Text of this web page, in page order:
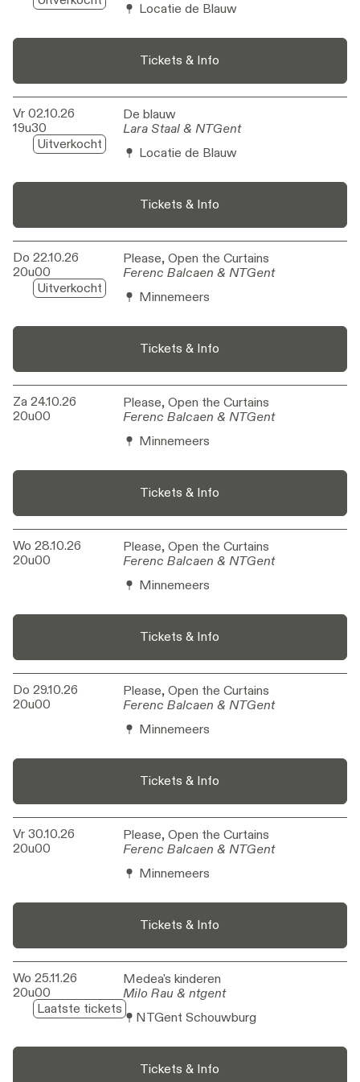
Locatie de Blauw
Tickets & Info
Vr 02.10.26
19u30
De blauw
De blauw
Lara Staal & NTGent
Lara Staal & NTGent
Locatie de Blauw
Uitverkocht
Tickets & Info
Do 22.10.26
20u00
Please, Open the Curtains
Please, Open the Curtains
Ferenc Balcaen & NTGent
Ferenc Balcaen & NTGent
Minnemeers
Uitverkocht
Tickets & Info
Za 24.10.26
20u00
Please, Open the Curtains
Please, Open the Curtains
Ferenc Balcaen & NTGent
Ferenc Balcaen & NTGent
Minnemeers
Tickets & Info
Wo 28.10.26
20u00
Please, Open the Curtains
Please, Open the Curtains
Ferenc Balcaen & NTGent
Ferenc Balcaen & NTGent
Minnemeers
Tickets & Info
Do 29.10.26
20u00
Please, Open the Curtains
Please, Open the Curtains
Ferenc Balcaen & NTGent
Ferenc Balcaen & NTGent
Minnemeers
Tickets & Info
Vr 30.10.26
20u00
Please, Open the Curtains
Please, Open the Curtains
Ferenc Balcaen & NTGent
Ferenc Balcaen & NTGent
Minnemeers
Tickets & Info
Wo 25.11.26
20u00
Medea's kinderen
Medea's kinderen
Milo Rau  & ntgent
Milo Rau & ntgent
NTGent Schouwburg
Laatste tickets
Tickets & Info